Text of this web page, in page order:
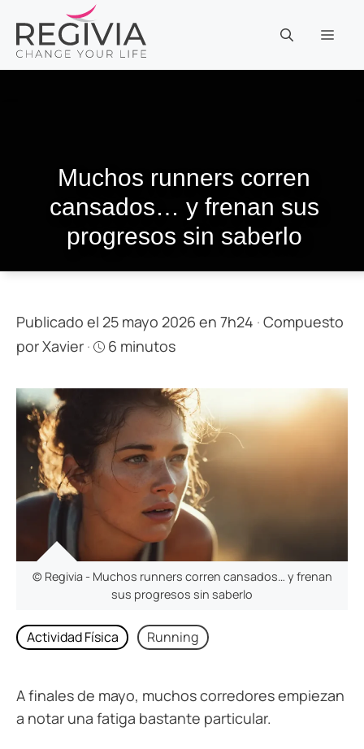
contenido
Muchos runners corren
cansados… y frenan sus
progresos sin saberlo
Publicado el 25 mayo 2026 en 7h24 · Compuesto
porXavier · 6 minutos
© Regivia - Muchos runners corren cansados… y frenan
sus progresos sin saberlo
Actividad Física Running
A finales de mayo, muchos corredores empiezan
a notar una fatiga bastante particular.